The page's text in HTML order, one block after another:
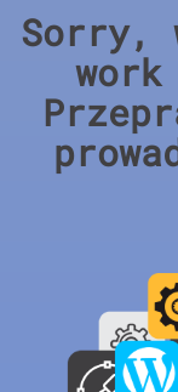
Sorry,